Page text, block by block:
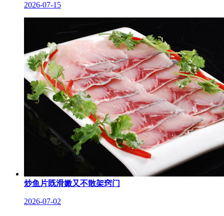
2026-07-15
炒鱼片既滑嫩又不散架窍门
2026-07-02